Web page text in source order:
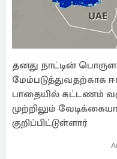
தனது நாட்டின்
மேம்படுத்துவதற்காக
பாதையில் கட்டணம்
முற்றிலும்
குறிப்பிட்டுள்ளார்